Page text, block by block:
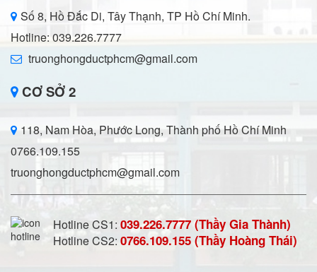
Số 8, Hồ Đắc Di, Tây Thạnh, TP Hồ Chí Minh.
Hotline: 039.226.7777
truonghongductphcm@gmail.com
CƠ SỞ 2
118, Nam Hòa, Phước Long, Thành phố Hồ Chí Minh
0766.109.155
truonghongductphcm@gmail.com
Hotline CS1: 039.226.7777 (Thầy Gia Thành)
Hotline CS2: 0766.109.155 (Thầy Hoàng Thái)